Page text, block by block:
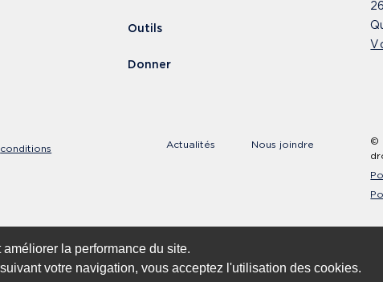
la performance du site.
votre navigation, vous acceptez l'utilisation des cookies.
conditions
Outils
Donner
Actualités Nous joindre
©